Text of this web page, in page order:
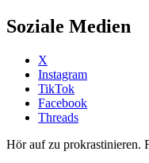
Soziale Medien
X
Instagram
TikTok
Facebook
Threads
Hör auf zu prokrastinieren.